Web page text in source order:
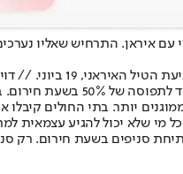
איראן. התרחיש שאליו
19 ביוני. // דויד פרץ
בתי החולים נערכים
יותר. בתי החולים קיבלו
מי שלא יכול להגיע עצמאית
סניפים בשעת חירום. רק